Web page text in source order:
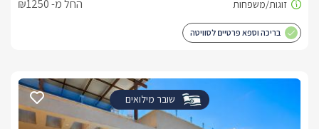
החל מ- ₪1250
בריכה וספא פרטיים לסוויטה
שובר מילואים